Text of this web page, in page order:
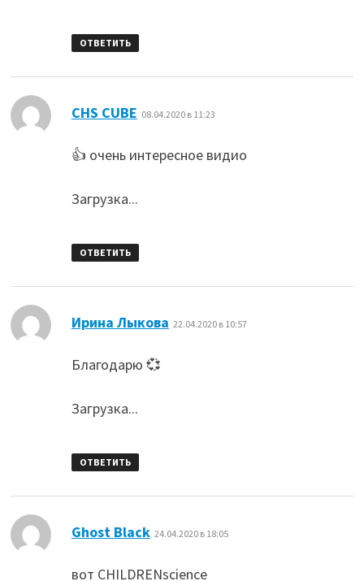
ОТВЕТИТЬ
CHS CUBE 08.04.2020 в 11:23
👍 очень интересное видио
Загрузка...
ОТВЕТИТЬ
Ирина Лыкова 22.04.2020 в 10:57
Благодарю 💞
Загрузка...
ОТВЕТИТЬ
Ghost Black: 24.04.2020 в 18:05
вот CHILDRENscience